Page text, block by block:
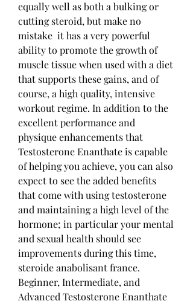
equally well as both a bulking or
cutting steroid, but make no
mistake  it has a very powerful
ability to promote the growth of
muscle tissue when used with a diet
that supports these gains, and of
course, a high quality, intensive
workout regime. In addition to the
excellent performance and
physique enhancements that
Testosterone Enanthate is capable
of helping you achieve, you can also
expect to see the added benefits
that come with using testosterone
and maintaining a high level of the
hormone; in particular your mental
and sexual health should see
improvements during this time,
steroide anabolisant france.
Beginner, Intermediate, and
Advanced Testosterone Enanthate